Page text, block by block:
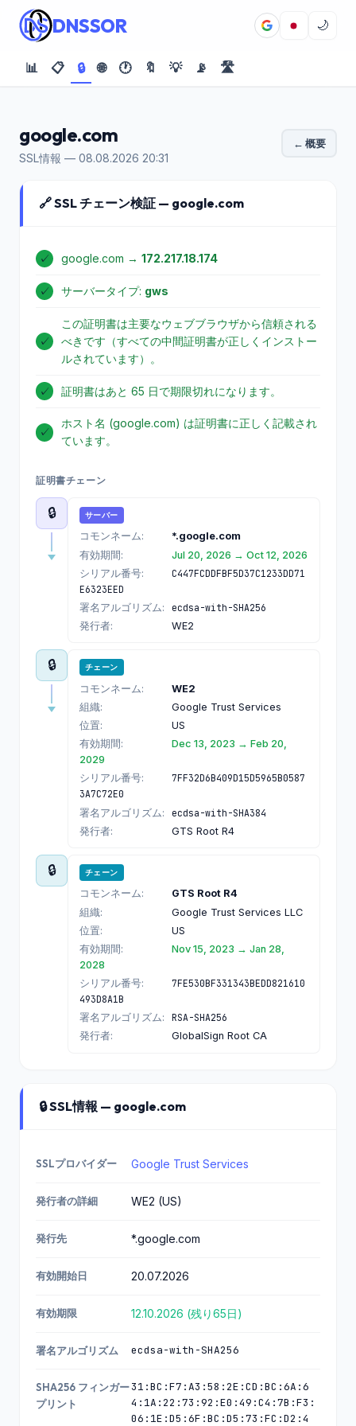
DNSSOR 🌙
📊 📋 🔒 🌐 🕐 🔖 💡 📡 🛣️
google.com
SSL情報 — 08.08.2026 20:31
← 概要
🔗 SSL チェーン検証 — google.com
✓ google.com → 172.217.18.174
✓ サーバータイプ: gws
✓
この証明書は主要なウェブブラウザから信頼される
べきです（すべての中間証明書が正しくインストー
ルされています）。
✓ 証明書はあと 65 日で期限切れになります。
✓
ホスト名 (google.com) は証明書に正しく記載され
ています。
証明書チェーン
🔒 サーバー
コモンネーム:
*.google.com
有効期間:
Jul 20, 2026 → Oct 12, 2026
シリアル番号:
C447FCDDFBF5D37C1233DD71
E6323EED
署名アルゴリズム:
ecdsa-with-SHA256
発行者:
WE2
🔒 チェーン
コモンネーム:
WE2
組織:
Google Trust Services
位置:
US
有効期間:
Dec 13, 2023 → Feb 20,
2029
シリアル番号:
7FF32D6B409D15D5965B0587
3A7C72E0
署名アルゴリズム:
ecdsa-with-SHA384
発行者:
GTS Root R4
🔒 チェーン
コモンネーム:
GTS Root R4
組織:
Google Trust Services LLC
位置:
US
有効期間:
Nov 15, 2023 → Jan 28,
2028
シリアル番号:
7FE530BF331343BEDD821610
493D8A1B
署名アルゴリズム:
RSA-SHA256
発行者:
GlobalSign Root CA
🔒 SSL情報 — google.com
SSLプロバイダー Google Trust Services
発行者の詳細 WE2 (US)
発行先 *.google.com
有効開始日 20.07.2026
有効期限 12.10.2026 (残り65日)
署名アルゴリズム ecdsa-with-SHA256
SHA256 フィンガー
プリント
31:BC:F7:A3:58:2E:CD:BC:6A:6
4:1A:22:73:92:E0:49:C4:7B:F3:
06:1E:D5:6F:BC:D5:73:FC:D2:4